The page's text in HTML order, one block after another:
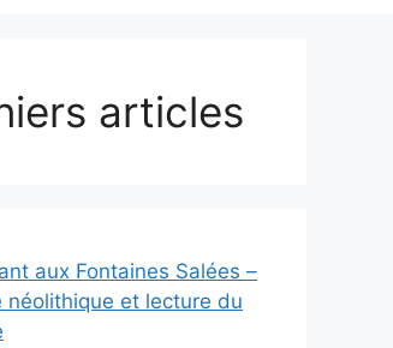
articles
aux Fontaines Salées –
néolithique et lecture du